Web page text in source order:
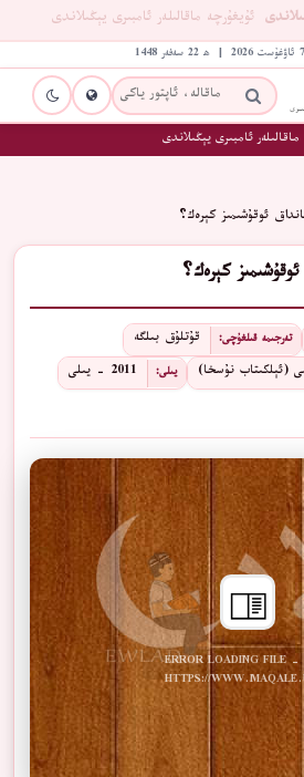
ئۇيغۇرچە ماقالىلەر ئامبىرى يېڭىلاندى
ئامبىرى يېڭىلاندى
ئوقۇشىمىز كېرەك؟
كېرەك؟
تەرجىمە قىلغۇچى: قۇتلۇق بىلگە
(ئېلكىتاب نۇسخا) يىلى:
2011 - يىلى
ERROR LOADING FILE -
HTTPS://